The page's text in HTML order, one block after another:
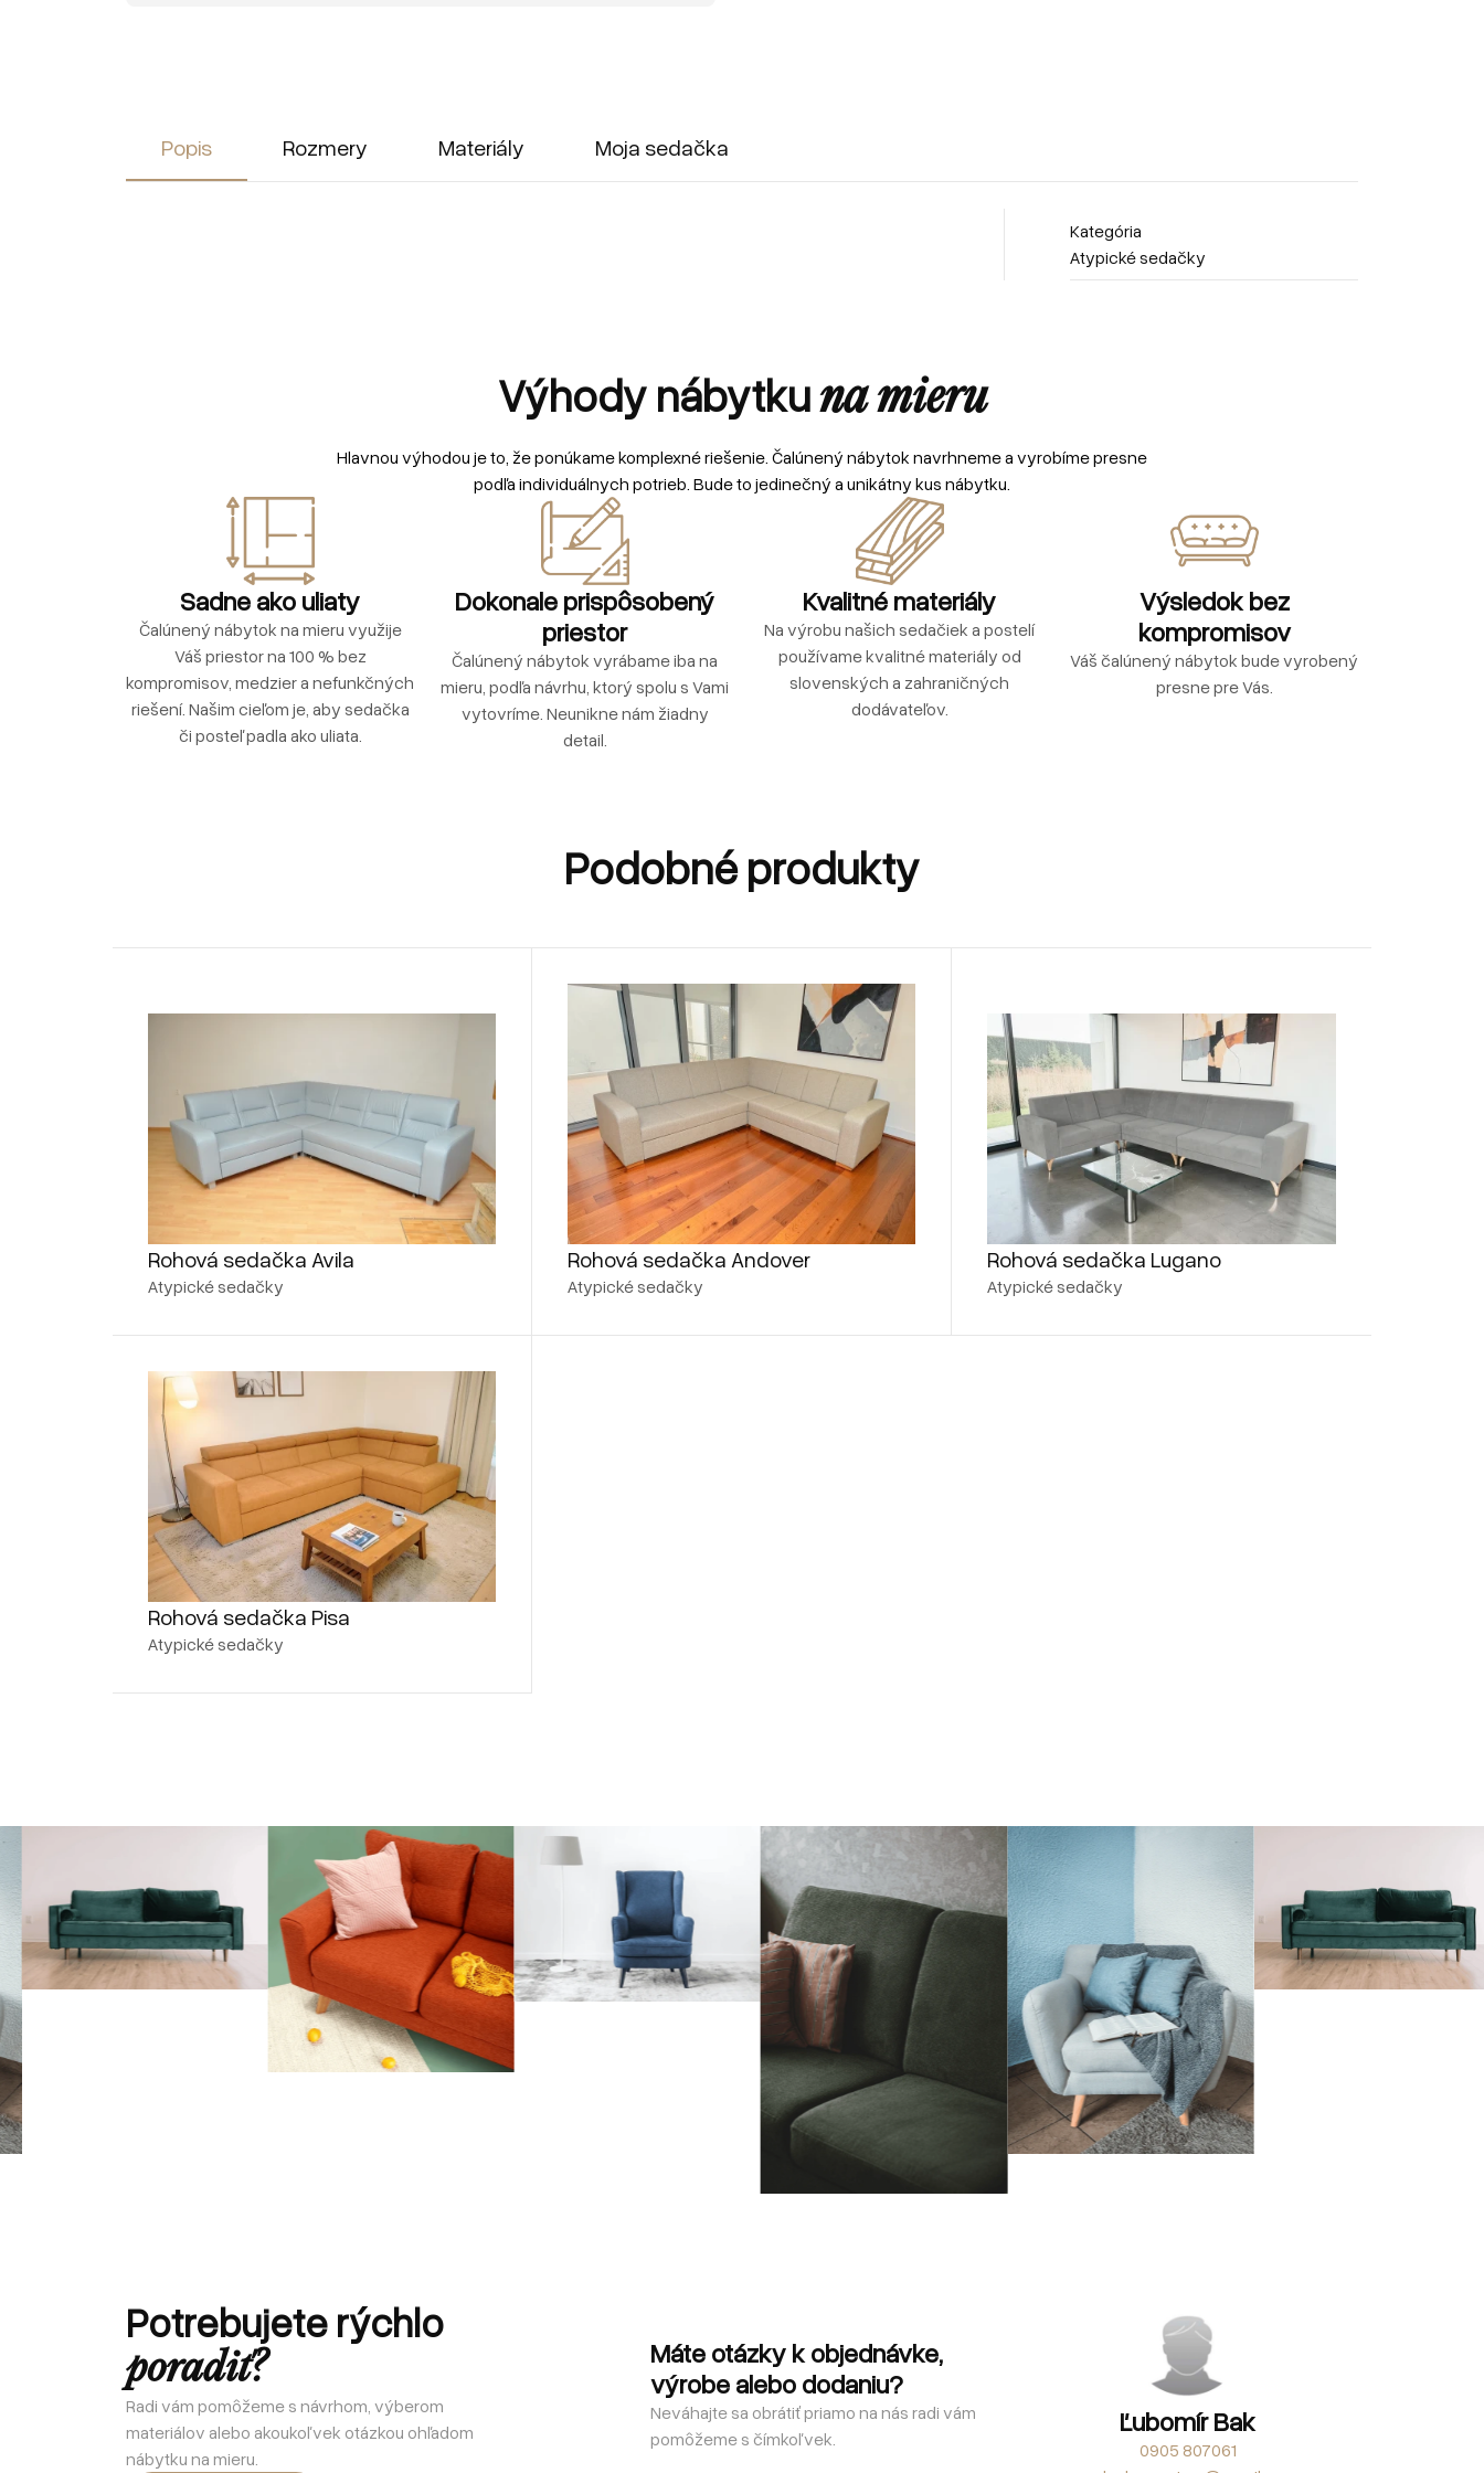
Popis Rozmery Materiály Moja sedačka
Kategória
Atypické sedačky
Výhody nábytkuna mieru
Hlavnou výhodou je to, že ponúkame komplexné riešenie. Čalúnený nábytok navrhneme a vyrobíme presne
podľa individuálnych potrieb. Bude to jedinečný a unikátny kus nábytku.
Sadne ako uliaty
Čalúnený nábytok na mieru využije
Váš priestor na 100 % bez
kompromisov, medzier a nefunkčných
riešení. Našim cieľom je, aby sedačka
či posteľ padla ako uliata.
Dokonale prispôsobený
priestor
Čalúnený nábytok vyrábame iba na
mieru, podľa návrhu, ktorý spolu s Vami
vytovríme. Neunikne nám žiadny
detail.
Kvalitné materiály
Na výrobu našich sedačiek a postelí
používame kvalitné materiály od
slovenských a zahraničných
dodávateľov.
Výsledok bez
kompromisov
Váš čalúnený nábytok bude vyrobený
presne pre Vás.
Podobné produkty
Rohová sedačka Avila
Atypické sedačky
Rohová sedačka Andover
Atypické sedačky
Rohová sedačka Lugano
Atypické sedačky
Rohová sedačka Pisa
Atypické sedačky
Potrebujete rýchlo
poradiť?
Radi vám pomôžeme s návrhom, výberom
materiálov alebo akoukoľvek otázkou ohľadom
nábytku na mieru.
Máte otázky k objednávke,
výrobe alebo dodaniu?
Neváhajte sa obrátiť priamo na nás radi vám
pomôžeme s čímkoľvek.
Ľubomír Bak
0905 807061